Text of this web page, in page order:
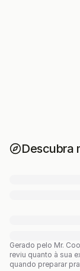
Descubra
Gerado pelo Mr.
reviu quanto à sua
quando preparar